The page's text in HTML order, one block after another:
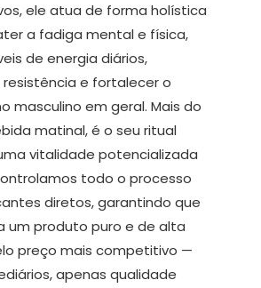
ele atua de forma holística
a fadiga mental e física,
de energia diários,
e fortalecer o
masculino em geral. Mais do
matinal, é o seu ritual
vitalidade potencializada
todo o processo
diretos, garantindo que
um produto puro e de alta
preço mais competitivo —
apenas qualidade